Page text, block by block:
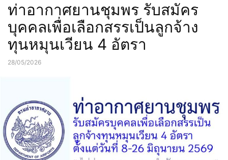
ท่าอากาศยานชุมพร รับสมัคร
บุคคลเพื่อเลือกสรรเป็นลูกจ้าง
ทุนหมุนเวียน 4 อัตรา
28/05/2026